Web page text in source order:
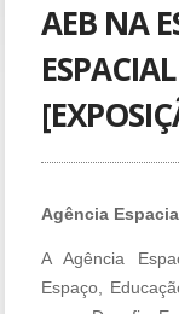
AEB NA
Agência
A Agência
Espaço,